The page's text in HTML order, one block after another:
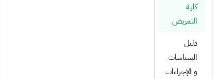
كلية
التمريض
دليل
السياسات
و الإجراءات